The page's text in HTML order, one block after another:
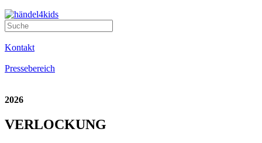
Kontakt
Pressebereich
2026
VERLOCKUNG